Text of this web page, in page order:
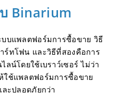
Binarium
บแพลตฟอร์มการซื้อขาย วิธี
ร์ทโฟน และวิธีที่สองคือการ
น์โดยใช้เบราว์เซอร์ ไม่ว่า
ใช้แพลตฟอร์มการซื้อขาย
ะปลอดภัยกว่า